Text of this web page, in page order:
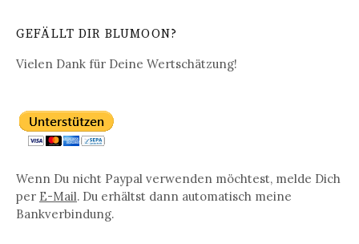
GEFÄLLT DIR BLUMOON?
Vielen Dank für Deine Wertschätzung!
Wenn Du nicht Paypal verwenden möchtest, melde Dich
per E-Mail. Du erhältst dann automatisch meine
Bankverbindung.